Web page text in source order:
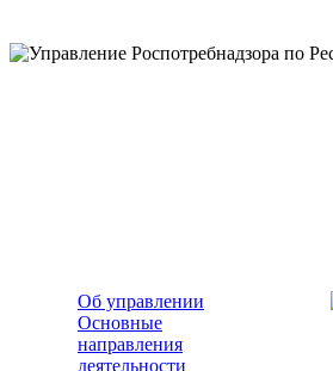
Об управлении
Основные
направления
деятельности